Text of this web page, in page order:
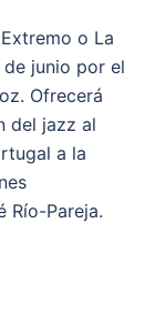
o La
junio por el
Ofrecerá
del jazz al
a la
Río-Pareja.